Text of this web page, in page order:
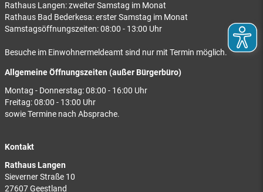
Rathaus Langen: zweiter Samstag im Monat
Rathaus Bad Bederkesa: erster Samstag im Monat
Samstagsöffnungszeiten: 08:00 - 13:00 Uhr
Besuche im Einwohnermeldeamt sind nur mit Termin möglich.
Allgemeine Öffnungszeiten (außer Bürgerbüro)
Montag - Donnerstag: 08:00 - 16:00 Uhr
Freitag: 08:00 - 13:00 Uhr
sowie Termine nach Absprache.
Kontakt
Rathaus Langen
Sieverner Straße 10
27607 Geestland